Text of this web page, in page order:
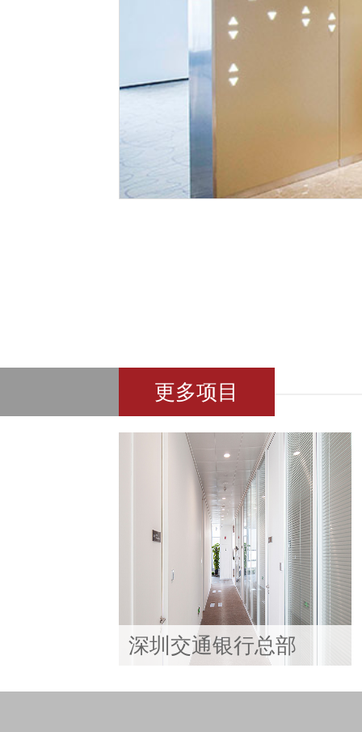
更多项目
深圳交通银行总部